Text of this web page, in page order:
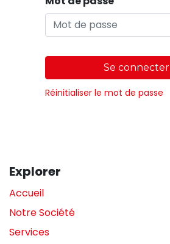
Se connecter
Réinitialiser le mot de passe
Explorer
Accueil
Notre Société
Services